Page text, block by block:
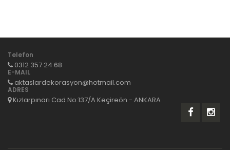
Telefon
0312 357 24 68
E-MAIL
aktaslardekorasyon@hotmail.com
ADRES
Kızlarpınarı Cad No:137/A Keçireön - ANKARA